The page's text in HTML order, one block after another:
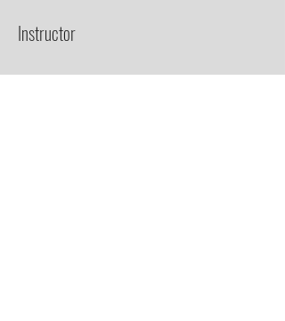
Instructor
Miguel Guzmán